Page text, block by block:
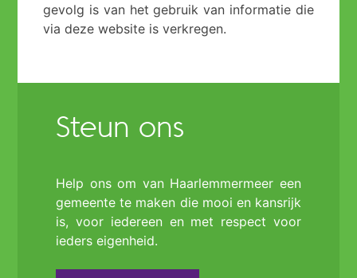
gevolg is van het gebruik van informatie die
via deze website is verkregen.
Steun ons
Help ons om van Haarlemmermeer een
gemeente te maken die mooi en kansrijk
is, voor iedereen en met respect voor
ieders eigenheid.